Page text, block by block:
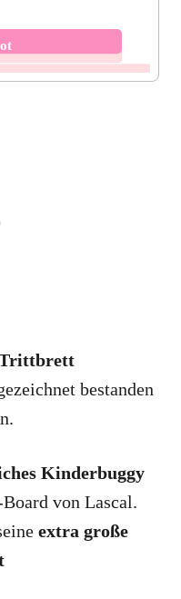
bestanden
Kinderbuggy
von Lascal.
extra große